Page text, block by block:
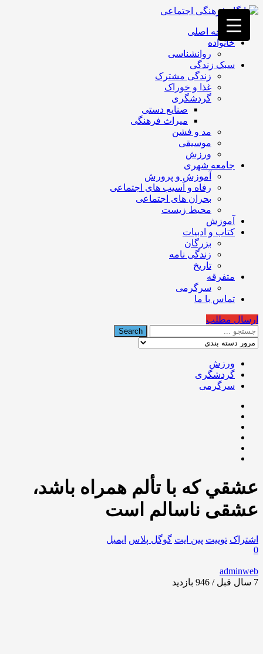
فصد
خون
غرب
تهران
خشکشویی
تصفیه
تهران
صفحه اصلی
خانواده
روانشناسی
سبک زندگی
زندگی مشترک
غذا و خوراک
گردشگری
صنایع دستی
میراث فرهنگی
مد و فشن
موسیقی
ورزش
جامعه شهری
آموزش و پرورش
رفاه و آسیب های اجتماعی
بحران های اجتماعی
محیط زیست
آموزش
کتاب و ادبیات
بزرگان
زندگی نامه
تاریخ
متفرقه
سرگرمی
تماس با ما
ارسال مطلب
ورزش
گردشگری
سرگرمی
عشقي که با تألم همراه باشد،
عشقی ناسالم است
اشتراک توییت پین ایت گوگل‌ پلاس ایمیل
0
adminweb
7 سال قبل / 946
بازدید